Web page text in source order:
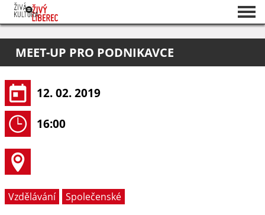
O projektu
Pořadatelé
MEET-UP PRO PODNIKAVCE
12. 02. 2019
16:00
Vzdělávání Společenské